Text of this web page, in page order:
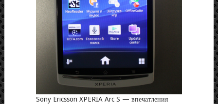
Sony Ericsson XPERIA Arc S — впечатления